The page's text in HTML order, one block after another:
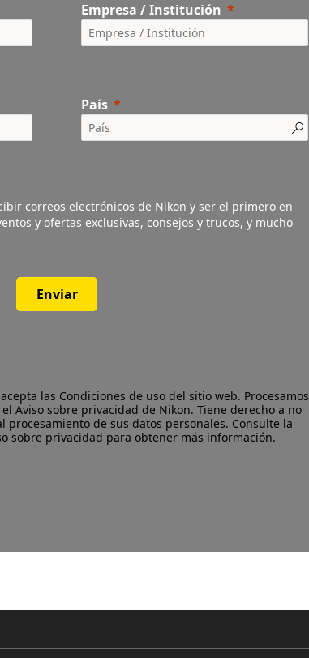
Empresa / Institución
País
correos electrónicos de Nikon y ser el primero en
y ofertas exclusivas, consejos y trucos, y mucho
Enviar
las Condiciones de uso del sitio web. Procesamos
elAviso sobre privacidad de Nikon. Tiene derecho a no
procesamiento de sus datos personales. Consulte la
sobre privacidad para obtener más información.